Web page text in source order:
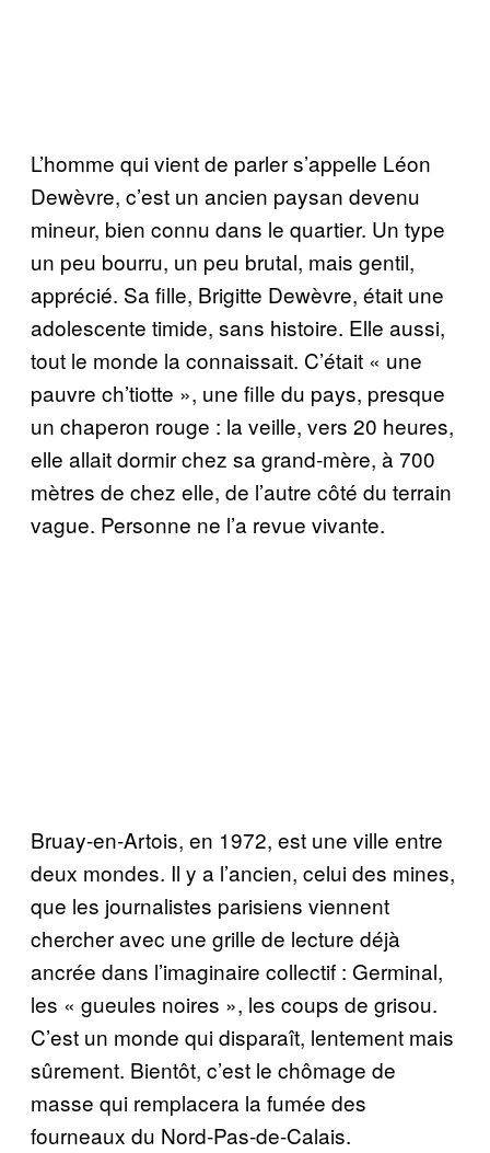
L’homme qui vient de parler s’appelle Léon
Dewèvre, c’est un ancien paysan devenu
mineur, bien connu dans le quartier. Un type
un peu bourru, un peu brutal, mais gentil,
apprécié. Sa fille, Brigitte Dewèvre, était une
adolescente timide, sans histoire. Elle aussi,
tout le monde la connaissait. C’était « une
pauvre ch’tiotte », une fille du pays, presque
un chaperon rouge : la veille, vers 20 heures,
elle allait dormir chez sa grand-mère, à 700
mètres de chez elle, de l’autre côté du terrain
vague. Personne ne l’a revue vivante.
Bruay-en-Artois, en 1972, est une ville entre
deux mondes. Il y a l’ancien, celui des mines,
que les journalistes parisiens viennent
chercher avec une grille de lecture déjà
ancrée dans l’imaginaire collectif : Germinal,
les « gueules noires », les coups de grisou.
C’est un monde qui disparaît, lentement mais
sûrement. Bientôt, c’est le chômage de
masse qui remplacera la fumée des
fourneaux du Nord-Pas-de-Calais.